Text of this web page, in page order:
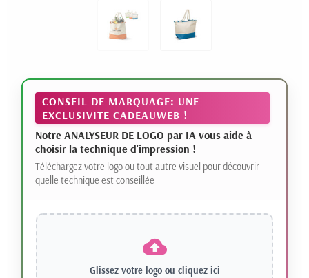
CONSEIL DE MARQUAGE: UNE
EXCLUSIVITE CADEAUWEB !
Notre ANALYSEUR DE LOGO par IA vous aide à
choisir la technique d'impression !
Téléchargez votre logo ou tout autre visuel pour découvrir
quelle technique est conseillée
Glissez votre logo ou cliquez ici